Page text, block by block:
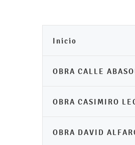
Inicio
OBRA CALLE
OBRA CASIMIRO
OBRA DAVID